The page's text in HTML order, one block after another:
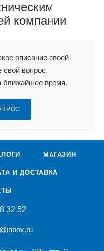
компании
описание своей
свой вопрос,
ближайшее время.
МАГАЗИН
И ДОСТАВКА
32 52